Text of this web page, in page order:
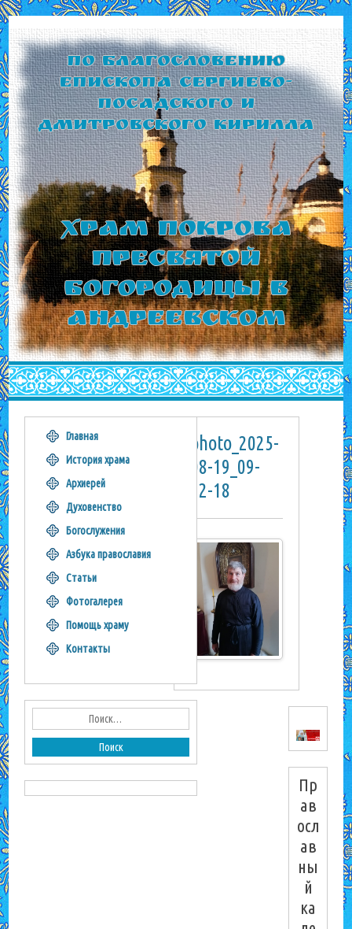
По благословению
Епископа Сергиево-
Посадского и
Дмитровского Кирилла
Храм Покрова
Пресвятой
Богородицы в
Андреевском
photo_2025-
08-19_09-
12-18
Пр
ав
осл
ав
ны
й
ка
Главная
История храма
Архиерей
Духовенство
Богослужения
Азбука православия
Статьи
Фотогалерея
Помощь храму
Контакты